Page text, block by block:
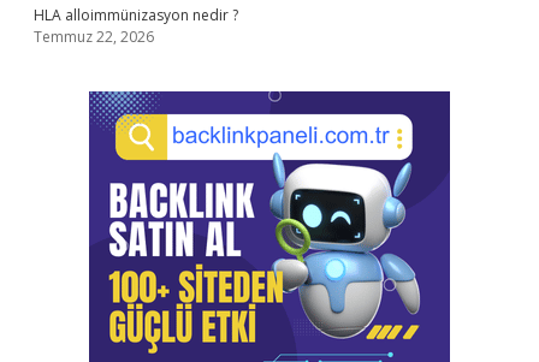
HLA alloimmünizasyon nedir ?
Temmuz 22, 2026